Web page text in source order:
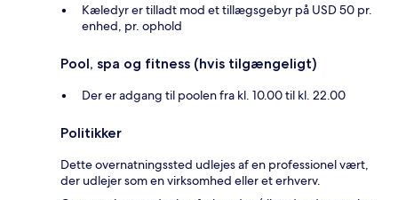
Kæledyr er tilladt mod et tillægsgebyr på USD 50 pr.
enhed, pr. ophold
Pool, spa og fitness (hvis tilgængeligt)
Der er adgang til poolen fra kl. 10.00 til kl. 22.00
Politikker
Dette overnatningssted udlejes af en professionel vært,
der udlejer som en virksomhed eller et erhverv.